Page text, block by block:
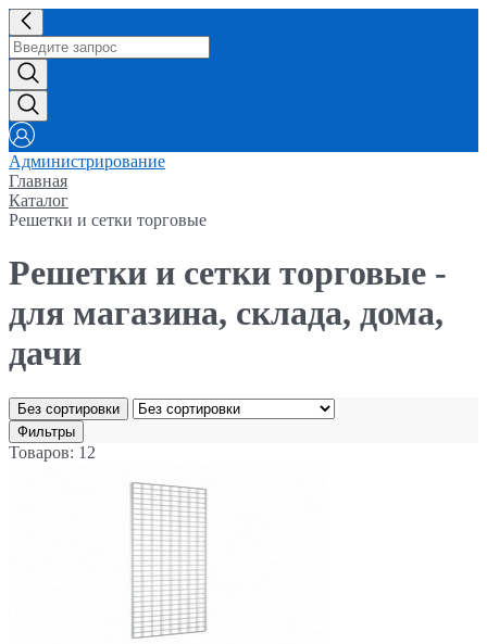
Администрирование
Главная
Каталог
Решетки и сетки торговые
Решетки и сетки торговые -
для магазина, склада, дома,
дачи
Без сортировки
Фильтры
Товаров: 12